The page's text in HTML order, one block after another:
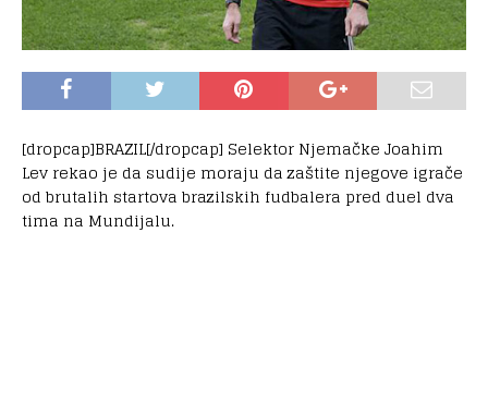
[dropcap]BRAZIL[/dropcap] Selektor Njemačke Joahim
Lev rekao je da sudije moraju da zaštite njegove igrače
od brutalih startova brazilskih fudbalera pred duel dva
tima na Mundijalu.